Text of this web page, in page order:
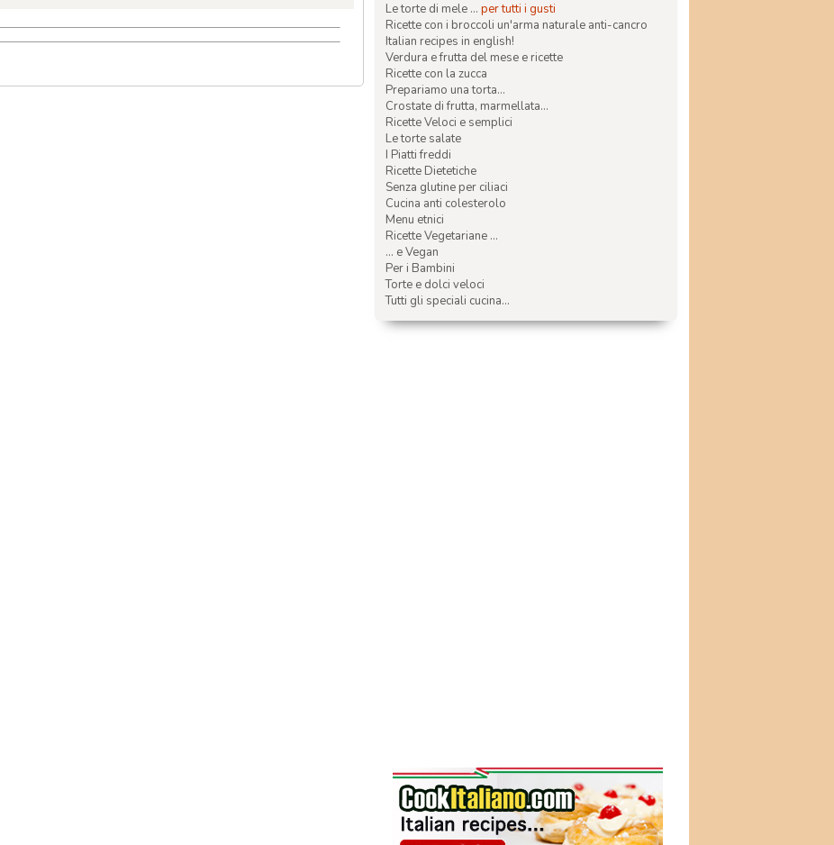
Le torte di mele ... per tutti i gusti
Ricette con i broccoli un'arma naturale anti-cancro
Italian recipes in english!
Verdura e frutta del mese e ricette
Ricette con la zucca
Prepariamo una torta...
Crostate di frutta, marmellata...
Ricette Veloci e semplici
Le torte salate
I Piatti freddi
Ricette Dietetiche
Senza glutine per ciliaci
Cucina anti colesterolo
Menu etnici
Ricette Vegetariane ...
... e Vegan
Per i Bambini
Torte e dolci veloci
Tutti gli speciali cucina...